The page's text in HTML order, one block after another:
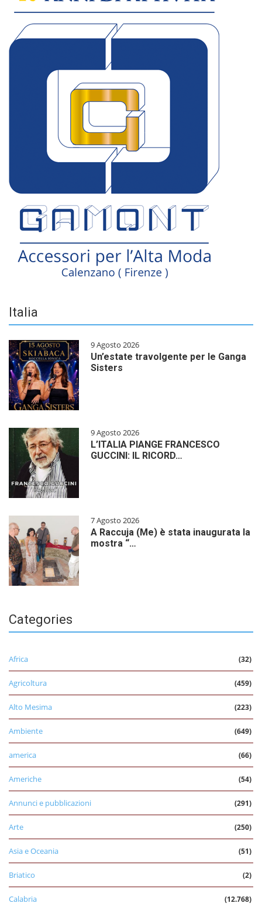
Italia
9 Agosto 2026
Un’estate travolgente per le Ganga
Sisters
9 Agosto 2026
L’ITALIA PIANGE FRANCESCO
GUCCINI: IL RICORD…
7 Agosto 2026
A Raccuja (Me) è stata inaugurata la
mostra “…
Categories
Africa (32)
Agricoltura (459)
Alto Mesima (223)
Ambiente (649)
america (66)
Americhe (54)
Annunci e pubblicazioni (291)
Arte (250)
Asia e Oceania (51)
Briatico (2)
Calabria (12.768)